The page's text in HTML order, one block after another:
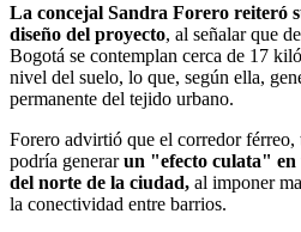
La concejal Sandra Forero reiteró
diseño del proyecto, al señalar que
Bogotá se contemplan cerca de 17
nivel del suelo, lo que, según ella,
permanente del tejido urbano.
Forero advirtió que el corredor férreo,
podría generarun "efecto culata" en
del norte de la ciudad, al imponer
la conectividad entre barrios.